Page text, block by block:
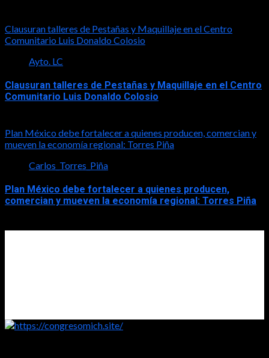
Clausuran talleres de Pestañas y Maquillaje en el Centro
Comunitario Luis Donaldo Colosio
Ayto. LC
Clausuran talleres de Pestañas y Maquillaje en el Centro
Comunitario Luis Donaldo Colosio
Plan México debe fortalecer a quienes producen, comercian y
mueven la economía regional: Torres Piña
Carlos_Torres_Piña
Plan México debe fortalecer a quienes producen,
comercian y mueven la economía regional: Torres Piña